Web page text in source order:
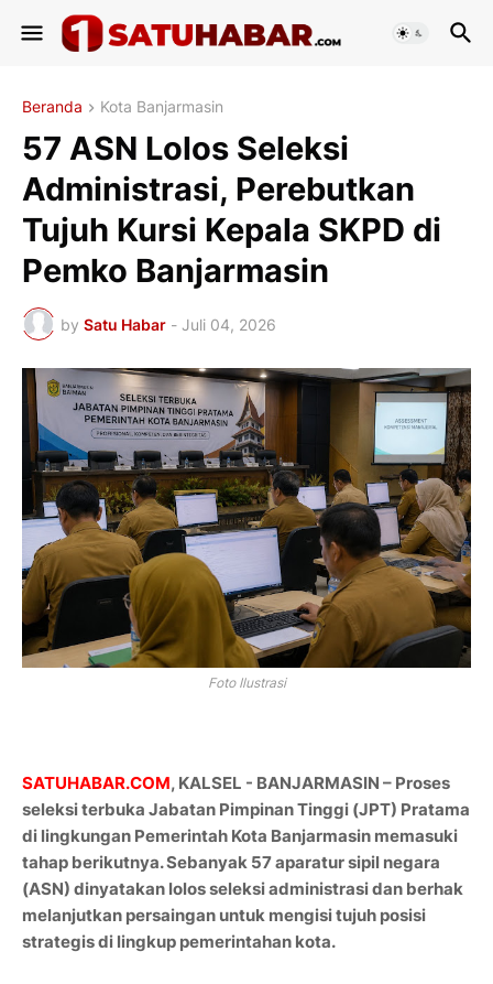
Beranda Kota Banjarmasin
57 ASN Lolos Seleksi
Administrasi, Perebutkan
Tujuh Kursi Kepala SKPD di
Pemko Banjarmasin
by Satu Habar - Juli 04, 2026
Foto Ilustrasi
SATUHABAR.COM, KALSEL - BANJARMASIN – Proses
seleksi terbuka Jabatan Pimpinan Tinggi (JPT) Pratama
di lingkungan Pemerintah Kota Banjarmasin memasuki
tahap berikutnya. Sebanyak 57 aparatur sipil negara
(ASN) dinyatakan lolos seleksi administrasi dan berhak
melanjutkan persaingan untuk mengisi tujuh posisi
strategis di lingkup pemerintahan kota.